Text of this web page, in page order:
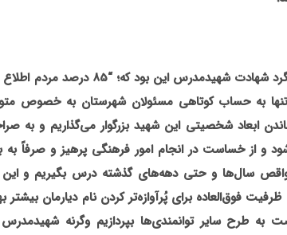
شهادت شهیدمدرس این بود که؛
“85 درصد مردم
به حساب کوتاهی مسئولان شهرستان به خصوص
ابعاد شخصیتی این شهید بزرگوار می‌گذاریم و به
و از خساست در انجام امور فرهنگی پرهیز و صرفاً به
سالها و حتی دهه‌های گذشته درس بگیریم و این
ظرفیت فوقالعاده برای پُرآوازهتر کردن نام دیارمان بیشتر
به طرح سایر توانمندیها بپردازیم وگرنه